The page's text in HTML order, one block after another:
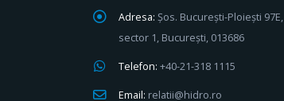
Adresa: Șos. București-Ploiești 97E,
sector 1, București, 013686
Telefon: +40-21-318 1115
Email: relatii@hidro.ro